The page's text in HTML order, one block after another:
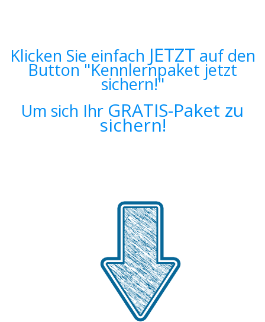
Klicken Sie einfach JETZT auf den
Button "Kennlernpaket jetzt
sichern!"
Um sich Ihr GRATIS-Paket zu
sichern!